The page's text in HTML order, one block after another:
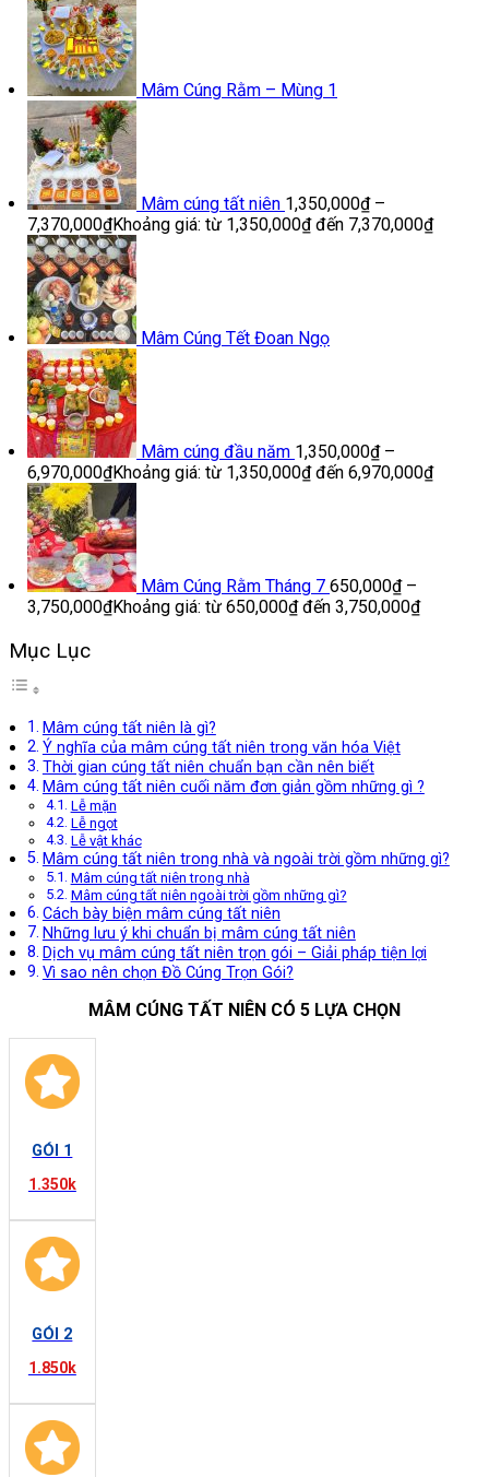
Mâm Cúng Rằm – Mùng 1
Mâm cúng tất niên 1,350,000₫ –
7,370,000₫Khoảng giá: từ 1,350,000₫ đến 7,370,000₫
Mâm Cúng Tết Đoan Ngọ
Mâm cúng đầu năm 1,350,000₫ –
6,970,000₫Khoảng giá: từ 1,350,000₫ đến 6,970,000₫
Mâm Cúng Rằm Tháng 7 650,000₫ –
3,750,000₫Khoảng giá: từ 650,000₫ đến 3,750,000₫
Mục Lục
Mâm cúng tất niên là gì?
Ý nghĩa của mâm cúng tất niên trong văn hóa Việt
Thời gian cúng tất niên chuẩn bạn cần nên biết
Mâm cúng tất niên cuối năm đơn giản gồm những gì ?
Lễ mặn
Lễ ngọt
Lễ vật khác
Mâm cúng tất niên trong nhà và ngoài trời gồm những gì?
Mâm cúng tất niên trong nhà
Mâm cúng tất niên ngoài trời gồm những gì?
Cách bày biện mâm cúng tất niên
Những lưu ý khi chuẩn bị mâm cúng tất niên
Dịch vụ mâm cúng tất niên trọn gói – Giải pháp tiện lợi
Vì sao nên chọn Đồ Cúng Trọn Gói?
MÂM CÚNG TẤT NIÊN CÓ 5 LỰA CHỌN
GÓI 1
1.350k
GÓI 2
1.850k